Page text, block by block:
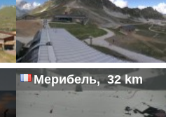
Мерибель, 32 km